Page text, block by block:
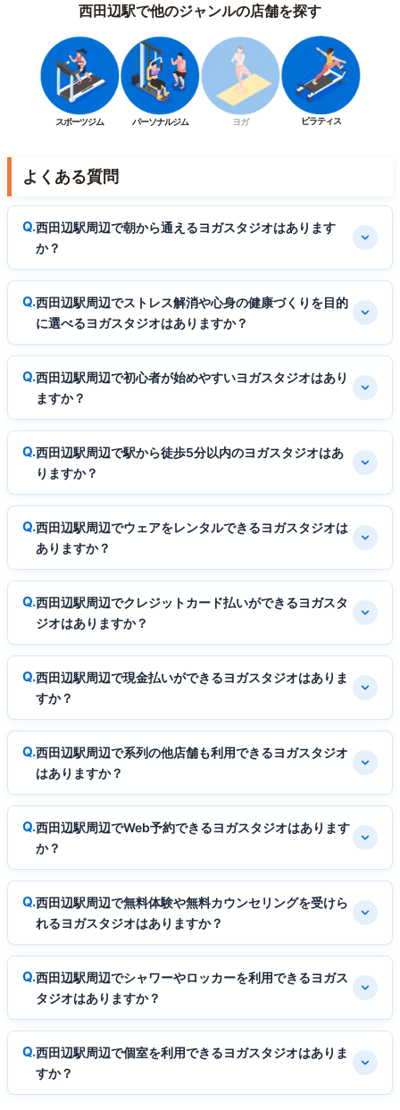
西田辺駅で他のジャンルの店舗を探す
スポーツジム パーソナルジム ヨガ ピラティス
よくある質問
西田辺駅周辺で朝から通えるヨガスタジオはあります
か？
西田辺駅周辺でストレス解消や心身の健康づくりを目的
に選べるヨガスタジオはありますか？
西田辺駅周辺で初心者が始めやすいヨガスタジオはあり
ますか？
西田辺駅周辺で駅から徒歩5分以内のヨガスタジオはあ
りますか？
西田辺駅周辺でウェアをレンタルできるヨガスタジオは
ありますか？
西田辺駅周辺でクレジットカード払いができるヨガスタ
ジオはありますか？
西田辺駅周辺で現金払いができるヨガスタジオはありま
すか？
西田辺駅周辺で系列の他店舗も利用できるヨガスタジオ
はありますか？
西田辺駅周辺でWeb予約できるヨガスタジオはあります
か？
西田辺駅周辺で無料体験や無料カウンセリングを受けら
れるヨガスタジオはありますか？
西田辺駅周辺でシャワーやロッカーを利用できるヨガス
タジオはありますか？
西田辺駅周辺で個室を利用できるヨガスタジオはありま
すか？